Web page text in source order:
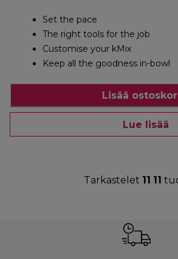
Set the pace
The right tools for the job
Customise your kMix
Keep all the goodness in-bowl
Lisää
Lue lisää
Tarkastelet 11 11